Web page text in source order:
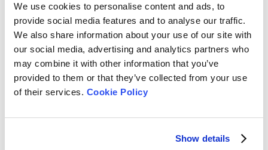
We use cookies to personalise content and ads, to
provide social media features and to analyse our traffic.
We also share information about your use of our site with
our social media, advertising and analytics partners who
may combine it with other information that you’ve
provided to them or that they’ve collected from your use
of their services. Cookie Policy
Show details
BeNano 180 Zeta Pro
Einführungsveranstaltung
| Analysegerät für die
Größe und das
Zetapotenzial von
Nanopartikeln
4 Fragen, die sich
wirklich stellen